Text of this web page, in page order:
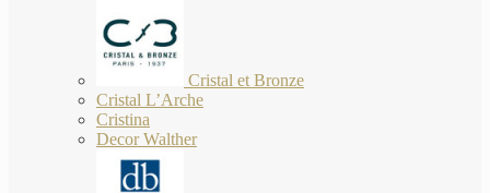
Cristal et Bronze
Cristal L’Arche
Cristina
Decor Walther